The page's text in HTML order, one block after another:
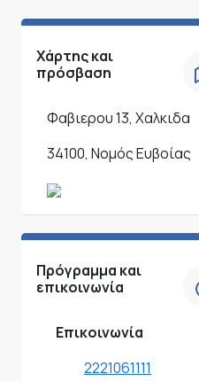
Χάρτης και
πρόσβαση
Φαβιερου 13, Χαλκιδα
34100, Νομός Ευβοίας
Πρόγραμμα και
επικοινωνία
Επικοινωνία
2221061111